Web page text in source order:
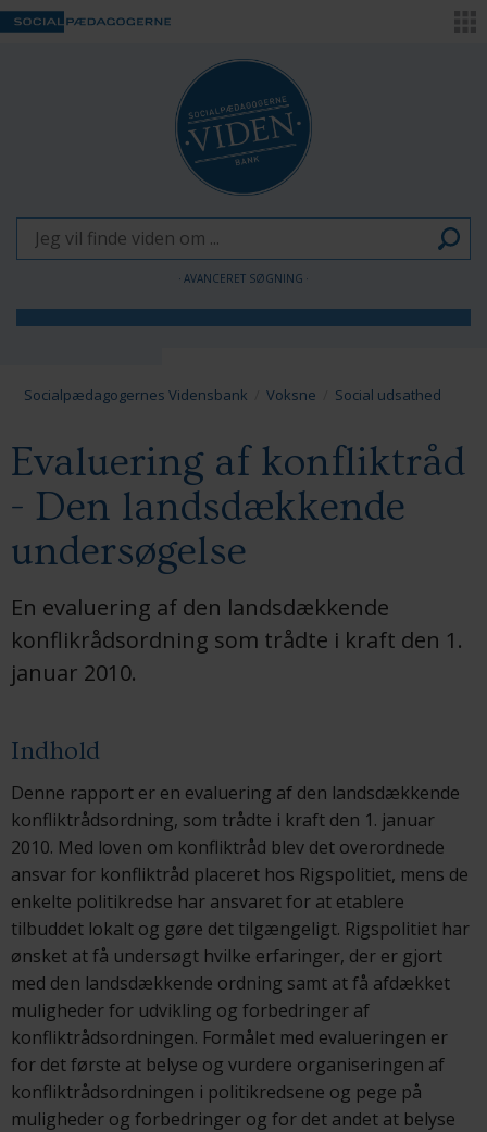
AVANCERET SØGNING
Voksne
Socialpædagogernes Vidensbank Voksne Social udsathed
Evaluering af konfliktråd
- Den landsdækkende
undersøgelse
En evaluering af den landsdækkende
konflikrådsordning som trådte i kraft den 1.
januar 2010.
Indhold
Denne rapport er en evaluering af den landsdækkende
konfliktrådsordning, som trådte i kraft den 1. januar
2010. Med loven om konfliktråd blev det overordnede
ansvar for konfliktråd placeret hos Rigspolitiet, mens de
enkelte politikredse har ansvaret for at etablere
tilbuddet lokalt og gøre det tilgængeligt. Rigspolitiet har
ønsket at få undersøgt hvilke erfaringer, der er gjort
med den landsdækkende ordning samt at få afdækket
muligheder for udvikling og forbedringer af
konfliktrådsordningen. Formålet med evalueringen er
for det første at belyse og vurdere organiseringen af
konfliktrådsordningen i politikredsene og pege på
muligheder og forbedringer og for det andet at belyse